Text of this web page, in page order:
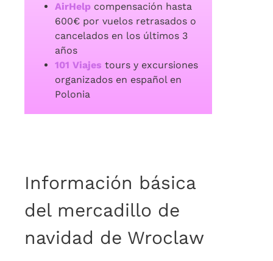
AirHelp compensación hasta
600€ por vuelos retrasados o
cancelados en los últimos 3
años
101 Viajes tours y excursiones
organizados en español en
Polonia
Información básica
del mercadillo de
navidad de Wroclaw